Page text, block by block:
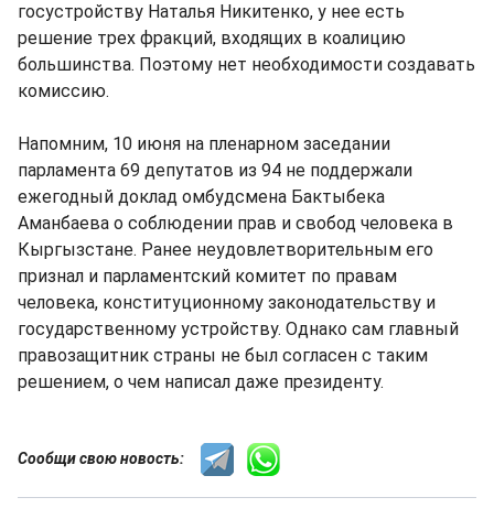
госустройству Наталья Никитенко, у нее есть
решение трех фракций, входящих в коалицию
большинства. Поэтому нет необходимости создавать
комиссию.
Напомним, 10 июня на пленарном заседании
парламента 69 депутатов из 94 не поддержали
ежегодный доклад омбудсмена Бактыбека
Аманбаева о соблюдении прав и свобод человека в
Кыргызстане. Ранее неудовлетворительным его
признал и парламентский комитет по правам
человека, конституционному законодательству и
государственному устройству. Однако сам главный
правозащитник страны не был согласен с таким
решением, о чем написал даже президенту.
Сообщи свою новость: